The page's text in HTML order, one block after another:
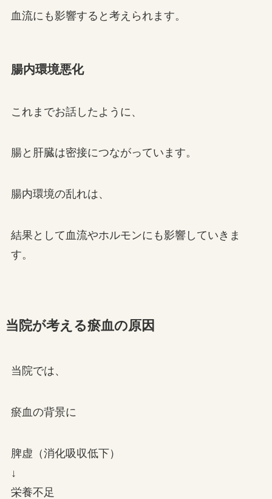
血流にも影響すると考えられます。
腸内環境悪化
これまでお話したように、
腸と肝臓は密接につながっています。
腸内環境の乱れは、
結果として血流やホルモンにも影響していきま
す。
当院が考える瘀血の原因
当院では、
瘀血の背景に
脾虚（消化吸収低下）
↓
栄養不足